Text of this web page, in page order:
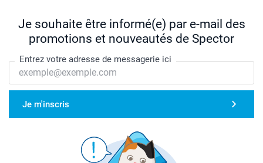
Je souhaite être informé(e) par e-mail des
promotions et nouveautés de Spector
Entrez votre adresse de messagerie ici
Je m'inscris